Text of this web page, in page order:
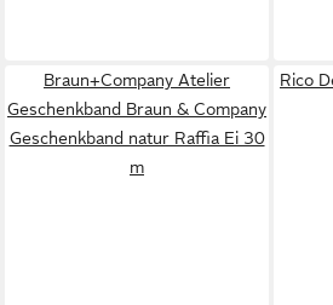
Braun+Company Atelier
Geschenkband Braun & Company
Geschenkband natur Raffia Ei 30
m
Rico